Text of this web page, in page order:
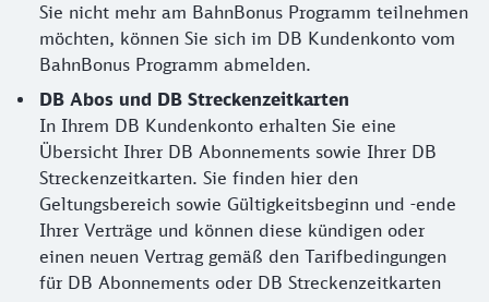
Sie nicht mehr am BahnBonus Programm teilnehmen
möchten, können Sie sich im DB Kundenkonto vom
BahnBonus Programm abmelden.
DB Abos und DB Streckenzeitkarten
In Ihrem DB Kundenkonto erhalten Sie eine
Übersicht Ihrer DB Abonnements sowie Ihrer DB
Streckenzeitkarten. Sie finden hier den
Geltungsbereich sowie Gültigkeitsbeginn und -ende
Ihrer Verträge und können diese kündigen oder
einen neuen Vertrag gemäß den Tarifbedingungen
für DB Abonnements oder DB Streckenzeitkarten